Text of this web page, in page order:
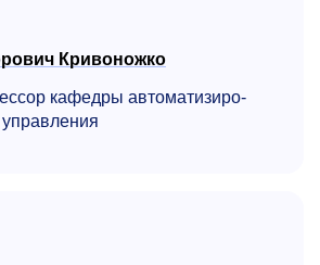
Кривоножко
кафедры автоматизиро­